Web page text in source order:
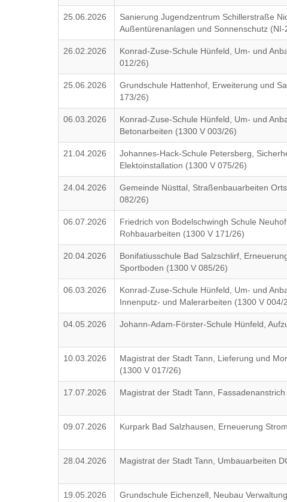
25.06.2026
Sanierung Jugendzentrum Schillerstraße
Außentürenanlagen und Sonnenschutz (NI-
26.02.2026
Konrad-Zuse-Schule Hünfeld, Um- und
012/26)
25.06.2026
Grundschule Hattenhof, Erweiterung und
173/26)
06.03.2026
Konrad-Zuse-Schule Hünfeld, Um- und
Betonarbeiten (1300 V 003/26)
21.04.2026
Johannes-Hack-Schule Petersberg,
Elektoinstallation (1300 V 075/26)
24.04.2026
Gemeinde Nüsttal, Straßenbauarbeiten
082/26)
06.07.2026
Friedrich von Bodelschwingh Schule
Rohbauarbeiten (1300 V 171/26)
20.04.2026
Bonifatiusschule Bad Salzschlirf,
Sportboden (1300 V 085/26)
06.03.2026
Konrad-Zuse-Schule Hünfeld, Um- und
Innenputz- und Malerarbeiten (1300 V 004/
04.05.2026 Johann-Adam-Förster-Schule Hünfeld,
10.03.2026
Magistrat der Stadt Tann, Lieferung und
(1300 V 017/26)
17.07.2026 Magistrat der Stadt Tann,
09.07.2026 Kurpark Bad Salzhausen, Erneuerung
28.04.2026 Magistrat der Stadt Tann, Umbauarbeiten
19.05.2026 Grundschule Eichenzell, Neubau